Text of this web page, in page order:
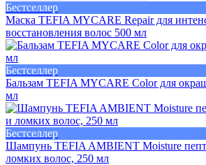
Бестселлер
Маска TEFIA MYCARE Repair для
восстановления волос 500 мл
Бестселлер
Бальзам TEFIA MYCARE Color для
мл
Бестселлер
Шампунь TEFIA AMBIENT Moisture
ломких волос, 250 мл